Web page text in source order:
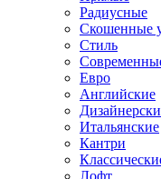
Радиусные
Скошенные
Стиль
Евро
Английские
Итальянские
Кантри
Лофт